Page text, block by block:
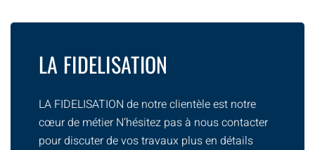
LA FIDELISATION
LA FIDELISATION de notre clientèle est notre
cœur de métier N’hésitez pas à nous contacter
pour discuter de vos travaux plus en détails